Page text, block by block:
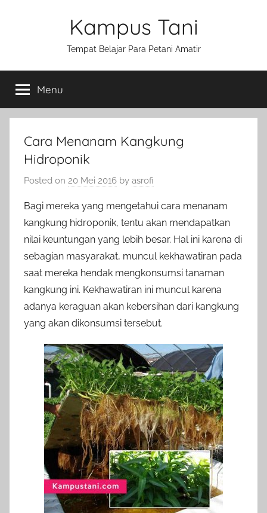
Kampus Tani
Tempat Belajar Para Petani Amatir
Menu
Cara Menanam Kangkung
Hidroponik
Posted on 20 Mei 2016 by asrofi
Bagi mereka yang mengetahui cara menanam
kangkung hidroponik, tentu akan mendapatkan
nilai keuntungan yang lebih besar. Hal ini karena di
sebagian masyarakat, muncul kekhawatiran pada
saat mereka hendak mengkonsumsi tanaman
kangkung ini. Kekhawatiran ini muncul karena
adanya keraguan akan kebersihan dari kangkung
yang akan dikonsumsi tersebut.